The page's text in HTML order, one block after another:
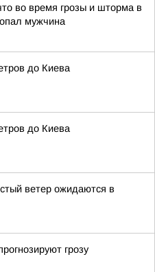
во время грозы и шторма в
мужчина
до Киева
до Киева
ветер ожидаются в
грозу